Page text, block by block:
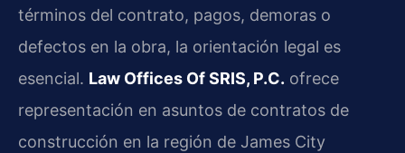
términos del contrato, pagos, demoras o
defectos en la obra, la orientación legal es
esencial. Law Offices Of SRIS, P.C. ofrece
representación en asuntos de contratos de
construcción en la región de James City